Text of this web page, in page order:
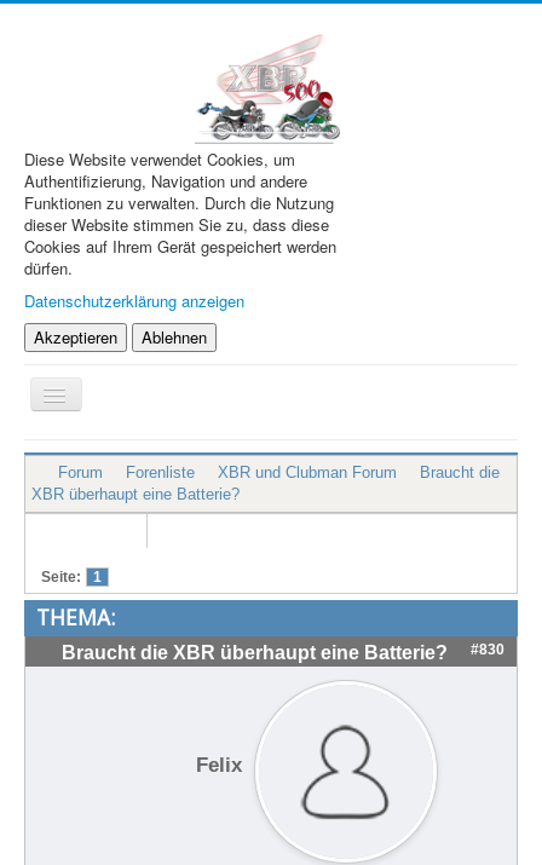
Diese Website verwendet Cookies, um
Authentifizierung, Navigation und andere
Funktionen zu verwalten. Durch die Nutzung
dieser Website stimmen Sie zu, dass diese
Cookies auf Ihrem Gerät gespeichert werden
dürfen.
Datenschutzerklärung anzeigen
Akzeptieren
Ablehnen
Navigation
an/aus
XBR.de
Technik
Treffen & Touren
Cafe-Ecke
Suche
Forum Forenliste XBR und Clubman Forum
Braucht die
XBR überhaupt eine Batterie?
Seite: 1
THEMA:
Braucht die XBR überhaupt eine Batterie? #830
Felix